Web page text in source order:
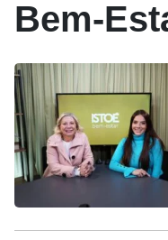
Bem-